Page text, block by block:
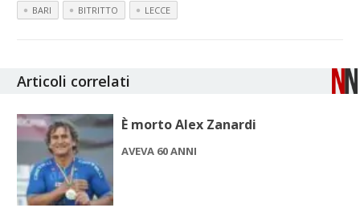
BARI BITRITTO LECCE
Articoli correlati
È morto Alex Zanardi
AVEVA 60 ANNI